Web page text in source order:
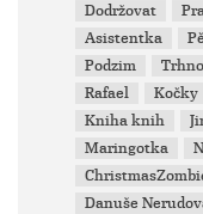
Dodržovat
Asistentka
Podzim
Rafael
Kočky
Kniha knih
Maringotka
Danuše